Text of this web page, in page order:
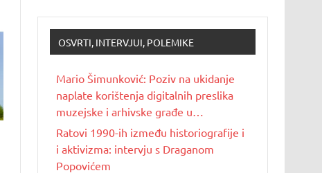
OSVRTI, INTERVJUI, POLEMIKE
Mario Šimunković: Poziv na ukidanje
naplate korištenja digitalnih preslika
muzejske i arhivske građe u
nekomercijalne svrhe
Ratovi 1990-ih između historiografije i
i aktivizma: intervju s Draganom
Popovićem